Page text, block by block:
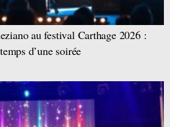
au festival Carthage 2026 :
d’une soirée